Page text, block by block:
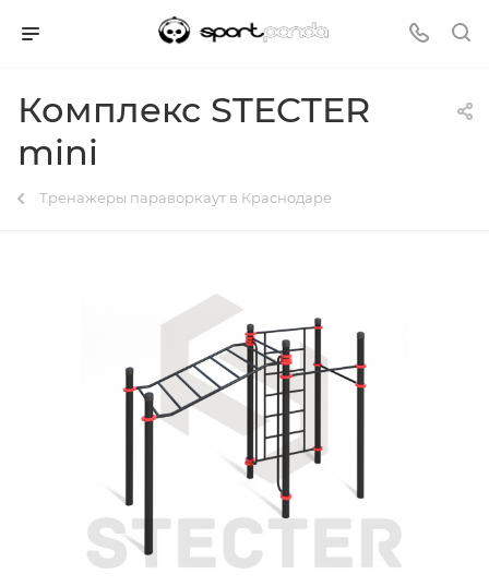
Комплекс STECTER
mini
Тренажеры параворкаут в Краснодаре